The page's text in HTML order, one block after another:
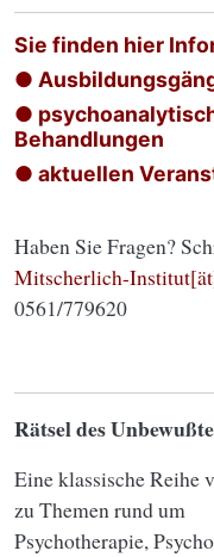
Sie finden hier
●
●
Behandlungen
● aktuellen
Haben Sie Fragen?
Mitscherlich-
0561/779620
Rätsel des
Eine klassische Reihe
zu Themen rund um
Psychotherapie,